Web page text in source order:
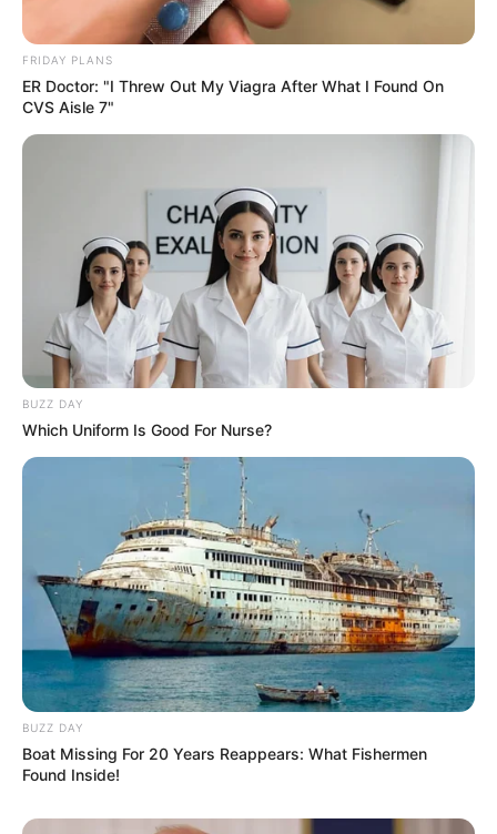
Veja também:
27 Ideias de Artesanato com Latinha de Cerveja e
Crédito das imagens: Mountain modern life
FRIDAY PLANS
ER Doctor: "I Threw Out My Viagra After What I Found On
CVS Aisle 7"
BUZZ DAY
Which Uniform Is Good For Nurse?
BUZZ DAY
Boat Missing For 20 Years Reappears: What Fishermen
Found Inside!